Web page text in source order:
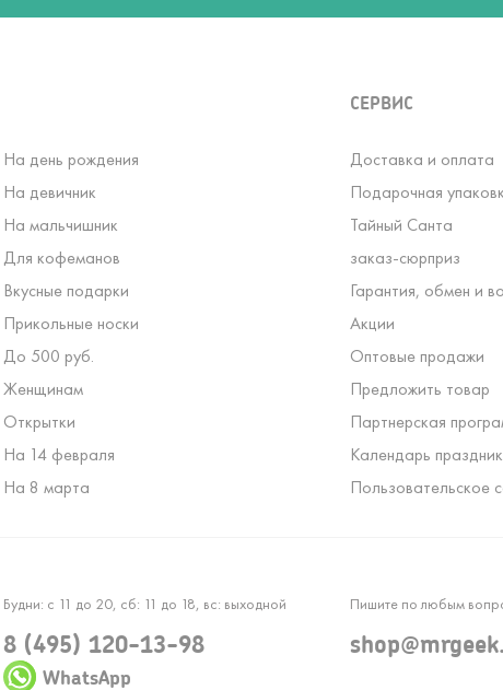
На день рождения
На девичник
На мальчишник
Для кофеманов
Вкусные подарки
Прикольные носки
До 500 руб.
Женщинам
Открытки
На 14 февраля
На 8 марта
СЕРВИС
Доставка и оплата
Подарочная
Тайный Санта
заказ-сюрприз
Гарантия, обмен и
Акции
Оптовые продажи
Предложить товар
Партнерская
Календарь
Пользовательское
Будни: с 11 до 20, сб: 11 до 18, вс: выходной
8 (495) 120-13-98
WhatsApp
Пишите по любым